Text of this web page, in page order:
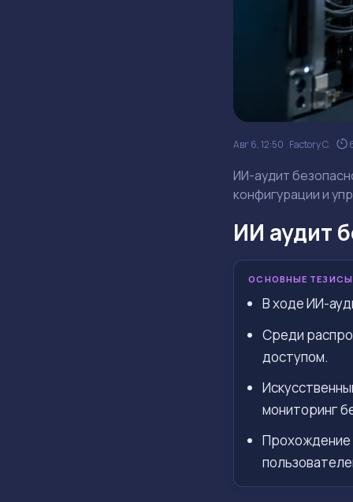
Авг 6, 12:50 Factory C.
ИИ-аудит
конфигурации и
ИИ аудит
ОСНОВНЫЕ ТЕЗИСЫ
В ходе ИИ-
Среди
доступом.
мониторинг
Прохождение